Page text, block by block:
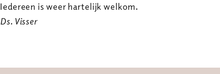
Iedereen is weer hartelijk welkom.
Ds. Visser